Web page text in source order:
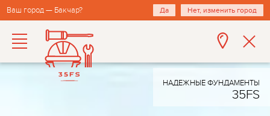
Ваш город — Бакчар? Да Нет, изменить город
НАДЕЖНЫЕ ФУНДАМЕНТЫ
35FS